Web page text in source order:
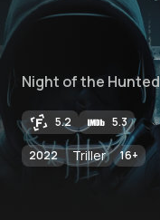
Night of the Hunted
5.2 5.3
2022 Triller 16+